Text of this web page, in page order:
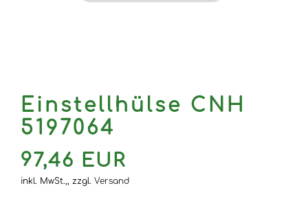
Einstellhülse CNH
5197064
97,46 EUR
inkl. MwSt.,, zzgl. Versand